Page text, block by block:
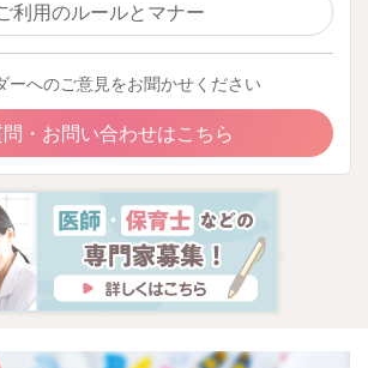
利用のルールとマナー
ーへのご意見をお聞かせください
問・お問い合わせはこちら